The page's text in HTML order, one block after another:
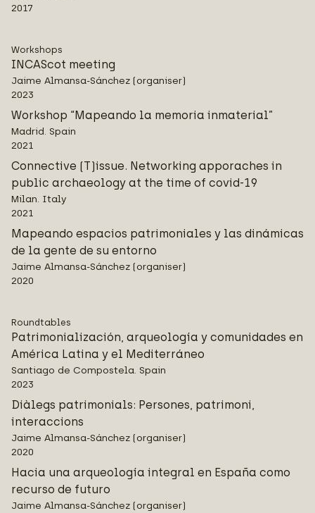
2017
Workshops
INCAScot meeting
Jaime Almansa-Sánchez (organiser)
2023
Workshop “Mapeando la memoria inmaterial”
Madrid. Spain
2021
Connective (T)issue. Networking apporaches in
public archaeology at the time of covid-19
Milan. Italy
2021
Mapeando espacios patrimoniales y las dinámicas
de la gente de su entorno
Jaime Almansa-Sánchez (organiser)
2020
Roundtables
Patrimonialización, arqueología y comunidades en
América Latina y el Mediterráneo
Santiago de Compostela. Spain
2023
Diàlegs patrimonials: Persones, patrimoni,
interaccions
Jaime Almansa-Sánchez (organiser)
2020
Hacia una arqueología integral en España como
recurso de futuro
Jaime Almansa-Sánchez (organiser)